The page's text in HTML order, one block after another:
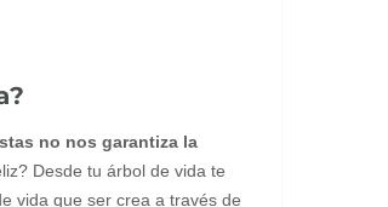
no nos garantiza la
Desde tu árbol de vida te
vida que ser crea a través de